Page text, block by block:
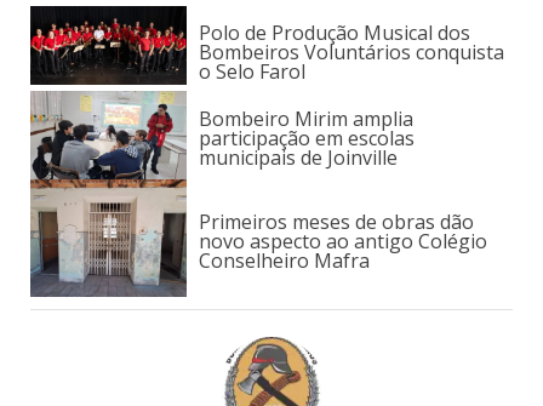
Polo de Produção Musical dos
Bombeiros Voluntários conquista
o Selo Farol
Bombeiro Mirim amplia
participação em escolas
municipais de Joinville
Primeiros meses de obras dão
novo aspecto ao antigo Colégio
Conselheiro Mafra